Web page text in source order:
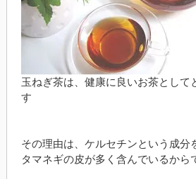
玉ねぎ茶は、健康に良いお茶として
す
その理由は、ケルセチンという成分
タマネギの皮が多く含んでいるから